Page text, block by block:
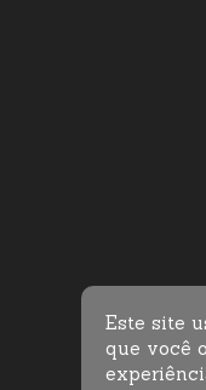
Este site
que você